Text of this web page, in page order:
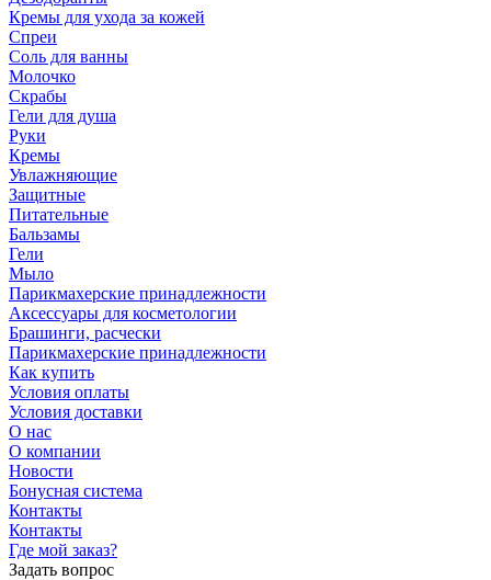
Кремы для ухода за кожей
Спреи
Соль для ванны
Молочко
Скрабы
Гели для душа
Руки
Кремы
Увлажняющие
Защитные
Питательные
Бальзамы
Гели
Мыло
Парикмахерские принадлежности
Аксессуары для косметологии
Брашинги, расчески
Парикмахерские принадлежности
Как купить
Условия оплаты
Условия доставки
О нас
О компании
Новости
Бонусная система
Контакты
Контакты
Где мой заказ?
Задать вопрос